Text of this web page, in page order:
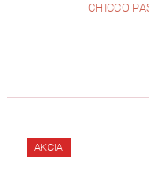
CHICCO
AKCIA